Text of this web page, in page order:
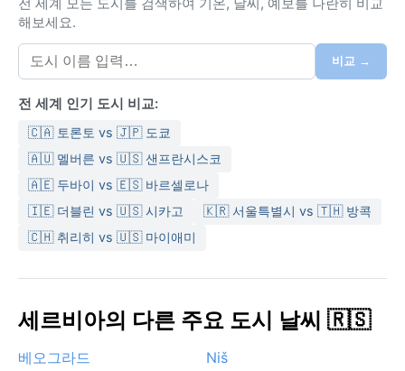
겨울철에 더 높은 편이다. 여행을 계획한다면 겨울에는
두꺼운 외투와 방한 부츠를, 여름에는 얇은 겉옷과 우산
을 꼭 챙겨야 한다. 특히 일교차가 크므로 레이어링이 필
수다.
날씨 측면에서 가장 좋은 방문 시기는 5월에서 9월 사이
로, 따뜻한 기온 속에 야외 활동을 즐기기 적합하다. 이 시
기 지중해성 기단의 영향으로 소나기가 간혹 내리지만 오
람이 불어 기온을 더 낮추고, 안개가 자주 끼어 가시거리
가 짧아진다. 드물게 폭설이 내려 교통이 마비되기도 하
니 여행 전 기상 예보를 확인하는 것이 좋다. 봄과 가을은
만끽하기에는 나쁘지 않은 선택이다.
해보세요.
비교 →
전 세계 인기 도시 비교:
🇨🇦 토론토 vs 🇯🇵 도쿄
🇦🇺 멜버른 vs 🇺🇸 샌프란시스코
🇦🇪 두바이 vs 🇪🇸 바르셀로나
🇮🇪 더블린 vs 🇺🇸 시카고
🇰🇷 서울특별시 vs 🇹🇭 방콕
🇨🇭 취리히 vs 🇺🇸 마이애미
세르비아의 다른 주요 도시 날씨 🇷🇸
베오그라드
Niš